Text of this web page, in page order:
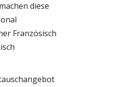
diese
Französisch